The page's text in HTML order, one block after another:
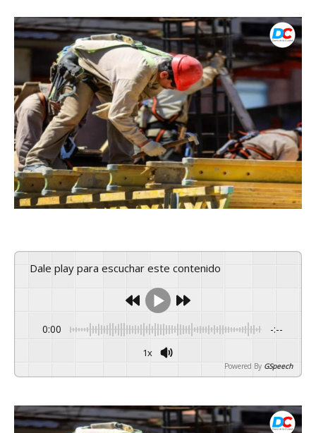
Dale play para escuchar este contenido
0:00 -:--
1x
Powered By GSpeech